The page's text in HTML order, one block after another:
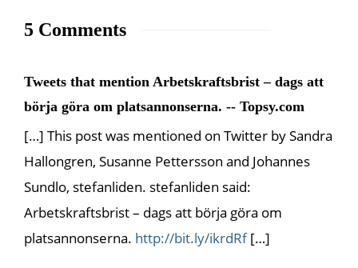
5 Comments
Tweets that mention Arbetskraftsbrist – dags att
börja göra om platsannonserna. -- Topsy.com
[…] This post was mentioned on Twitter by Sandra
Hallongren, Susanne Pettersson and Johannes
Sundlo, stefanliden. stefanliden said:
Arbetskraftsbrist – dags att börja göra om
platsannonserna. http://bit.ly/ikrdRf[…]